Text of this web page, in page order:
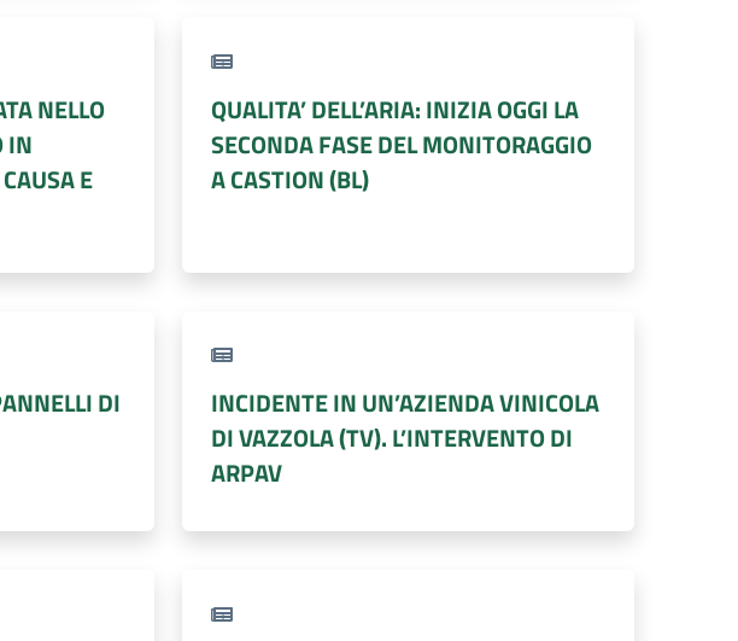
NELLO
IN
E
QUALITA’ DELL’ARIA: INIZIA OGGI LA
SECONDA FASE DEL MONITORAGGIO
A CASTION (BL)
DI
INCIDENTE IN UN’AZIENDA VINICOLA
DI VAZZOLA (TV). L’INTERVENTO DI
ARPAV